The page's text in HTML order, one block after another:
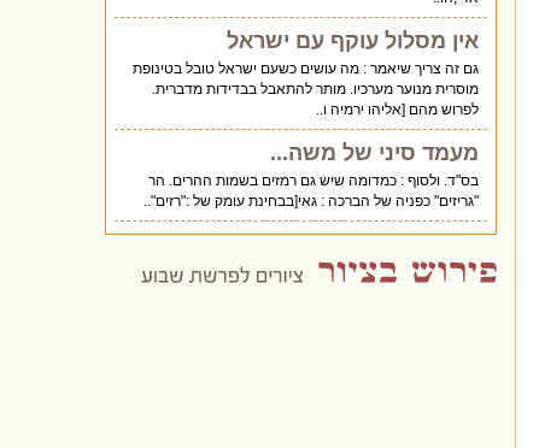
אין מסלול עוקף עם ישראל
גם זה צריך שיאמר : מה עושים כשעם ישראל טובל בטינופת
מוסרית מנוער מערכיו. מותר להתאבל בבדידות מדברית.
לפרוש מהם [אליהו ירמיה ו..
מעמד סיני של משה...
בס"ד. ולסוף : כמדומה שיש גם רמזים בשמות ההרים. הר
"גריזים" כפניה של הברכה : גאי[בבחינת עומק של :"רזים"..